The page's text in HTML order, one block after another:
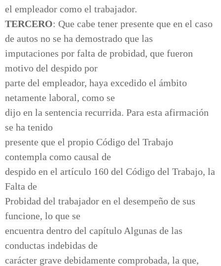
el empleador como el trabajador.
TERCERO: Que cabe tener presente que en el caso
de autos no se ha demostrado que las
imputaciones por falta de probidad, que fueron
motivo del despido por
parte del empleador, haya excedido el ámbito
netamente laboral, como se
dijo en la sentencia recurrida. Para esta afirmación
se ha tenido
presente que el propio Código del Trabajo
contempla como causal de
despido en el artículo 160 del Código del Trabajo, la
Falta de
Probidad del trabajador en el desempeño de sus
funcione, lo que se
encuentra dentro del capítulo Algunas de las
conductas indebidas de
carácter grave debidamente comprobada, la que,